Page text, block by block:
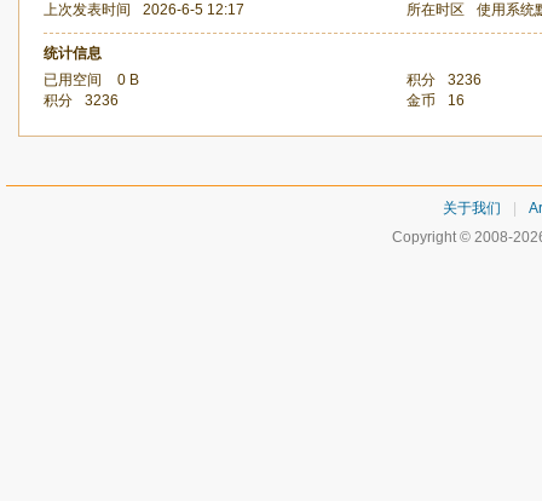
上次发表时间
2026-6-5 12:17 所在时区 使用系统
统计信息
已用空间
0 B 积分
3236
积分
3236 金币 16
关于我们
Copyright © 2008-